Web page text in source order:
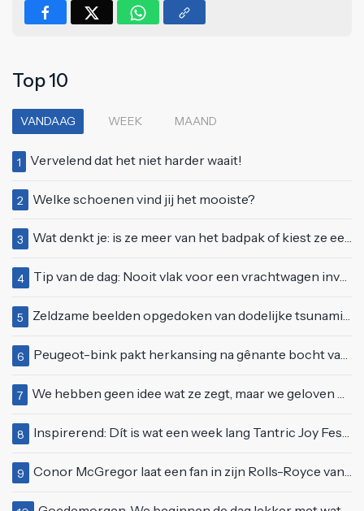
Top 10
VANDAAG WEEK MAAND
1 Vervelend dat het niet harder waait!
2 Welke schoenen vind jij het mooiste?
3 Wat denkt je: is ze meer van het badpak of kiest ze eerder voor een bikini?
4 Tip van de dag: Nooit vlak voor een vrachtwagen invoegen
5 Zeldzame beelden opgedoken van dodelijke tsunami uit 2004
6 Peugeot-bink pakt herkansing na gênante bocht van 180 graden bij verkeerslicht
7 We hebben geen idee wat ze zegt, maar we geloven haar helemaal!
8 Inspirerend: Dít is wat een week lang Tantric Joy Festival met je doet
9 Conor McGregor laat een fan in zijn Rolls-Royce van $600.000